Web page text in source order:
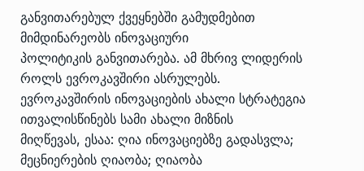
განვითარებულ ქვეყნებში გამუდმებით
მიმდინარეობს ინოვაციური
პოლიტიკის განვითარება. ამ მხრივ ლიდერის
როლს ევროკავშირი ასრულებს.
ევროკავშირის ინოვაციების ახალი სტრატეგია
ითვალისწინებს სამი ახალი მიზნის
მიღწევას, ესაა: ღია ინოვაციებზე გადასვლა;
მეცნიერების ღიაობა; ღიაობა